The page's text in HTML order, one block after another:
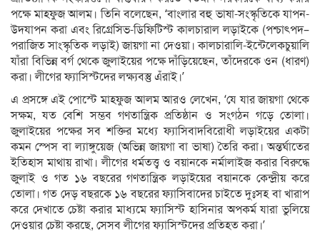
পক্ষে মাহফুজ আলম। তিনি বলেছেন, ‘বাংলার বহু ভাষা-সংস্কৃতিকে যাপন-
উদযাপন করা এবং রিগ্রেসিভ-ডিফিটিস্ট কালচারাল লড়াইকে (পশ্চাৎপদ–
পরাজিত সাংস্কৃতিক লড়াই) জায়গা না দেওয়া। কালচারালি-ইন্টেলেকচুয়ালি
যাঁরা বিভিন্ন বর্গ থেকে জুলাইয়ের পক্ষে দাঁড়িয়েছেন, তাঁদেরকে ওন (ধারণ)
করা। লীগের ফ্যাসিস্টদের লক্ষ্যবস্তু এঁরাই।’
এ প্রসঙ্গে এই পোস্টে মাহফুজ আলম আরও লেখেন, ‘যে যার জায়গা থেকে
সক্ষম, যত বেশি সম্ভব গণতান্ত্রিক প্রতিষ্ঠান ও সংগঠন গড়ে তোলা।
জুলাইয়ের পক্ষের সব শক্তির মধ্যে ফ্যাসিবাদবিরোধী লড়াইয়ের একটা
কমন স্পেস বা ল্যাঙ্গুয়েজ (অভিন্ন জায়গা বা ভাষা) তৈরি করা। অন্তর্ঘাতের
ইতিহাস মাথায় রাখা। লীগের ধর্মতত্ত্ব ও বয়ানকে নর্মালাইজ করার বিরুদ্ধে
জুলাই ও গত ১৬ বছরের গণতান্ত্রিক লড়াইয়ের বয়ানকে কেন্দ্রীয় করে
তোলা। গত দেড় বছরকে ১৬ বছরের ফ্যাসিবাদের চাইতে দুঃসহ বা খারাপ
করে দেখাতে চেষ্টা করার মাধ্যমে ফ্যাসিস্ট হাসিনার অপকর্ম যারা ভুলিয়ে
দেওয়ার চেষ্টা করছে, সেসব লীগের ফ্যাসিস্টদের প্রতিহত করা।’